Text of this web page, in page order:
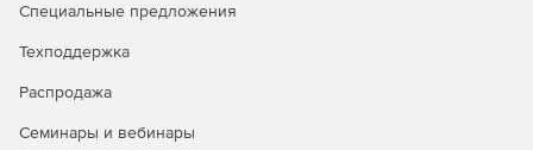
Специальные предложения
Техподдержка
Распродажа
Семинары и вебинары